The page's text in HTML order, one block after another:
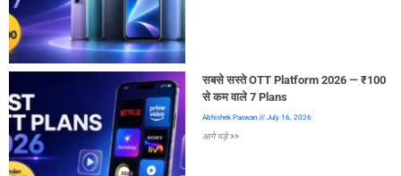
सबसे सस्ते OTT Platform 2026 — ₹100
से कम वाले 7 Plans
Abhishek Paswan July 16, 2026
आगे पड़े >>